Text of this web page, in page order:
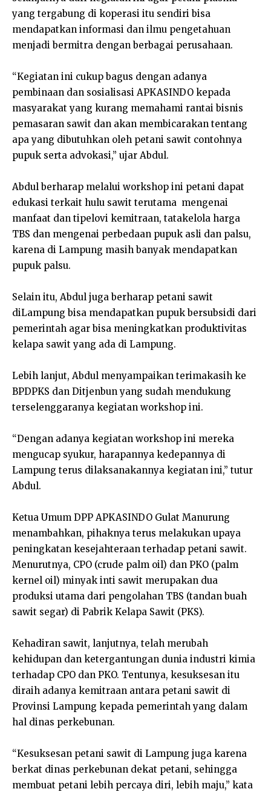
yang tergabung di koperasi itu sendiri bisa
mendapatkan informasi dan ilmu pengetahuan
menjadi bermitra dengan berbagai perusahaan.
“Kegiatan ini cukup bagus dengan adanya
pembinaan dan sosialisasi APKASINDO kepada
masyarakat yang kurang memahami rantai bisnis
pemasaran sawit dan akan membicarakan tentang
apa yang dibutuhkan oleh petani sawit contohnya
pupuk serta advokasi,” ujar Abdul.
Abdul berharap melalui workshop ini petani dapat
edukasi terkait hulu sawit terutama mengenai
manfaat dan tipelovi kemitraan, tatakelola harga
TBS dan mengenai perbedaan pupuk asli dan palsu,
karena di Lampung masih banyak mendapatkan
pupuk palsu.
Selain itu, Abdul juga berharap petani sawit
diLampung bisa mendapatkan pupuk bersubsidi dari
pemerintah agar bisa meningkatkan produktivitas
kelapa sawit yang ada di Lampung.
Lebih lanjut, Abdul menyampaikan terimakasih ke
BPDPKS dan Ditjenbun yang sudah mendukung
terselenggaranya kegiatan workshop ini.
“Dengan adanya kegiatan workshop ini mereka
mengucap syukur, harapannya kedepannya di
Lampung terus dilaksanakannya kegiatan ini,” tutur
Abdul.
Ketua Umum DPP APKASINDO Gulat Manurung
menambahkan, pihaknya terus melakukan upaya
peningkatan kesejahteraan terhadap petani sawit.
Menurutnya, CPO (crude palm oil) dan PKO (palm
kernel oil) minyak inti sawit merupakan dua
produksi utama dari pengolahan TBS (tandan buah
sawit segar) di Pabrik Kelapa Sawit (PKS).
Kehadiran sawit, lanjutnya, telah merubah
kehidupan dan ketergantungan dunia industri kimia
terhadap CPO dan PKO. Tentunya, kesuksesan itu
diraih adanya kemitraan antara petani sawit di
Provinsi Lampung kepada pemerintah yang dalam
hal dinas perkebunan.
“Kesuksesan petani sawit di Lampung juga karena
berkat dinas perkebunan dekat petani, sehingga
membuat petani lebih percaya diri, lebih maju,” kata